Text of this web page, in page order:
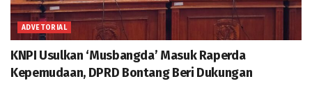
ADVETORIAL
KNPI Usulkan ‘Musbangda’ Masuk Raperda
Kepemudaan, DPRD Bontang Beri Dukungan